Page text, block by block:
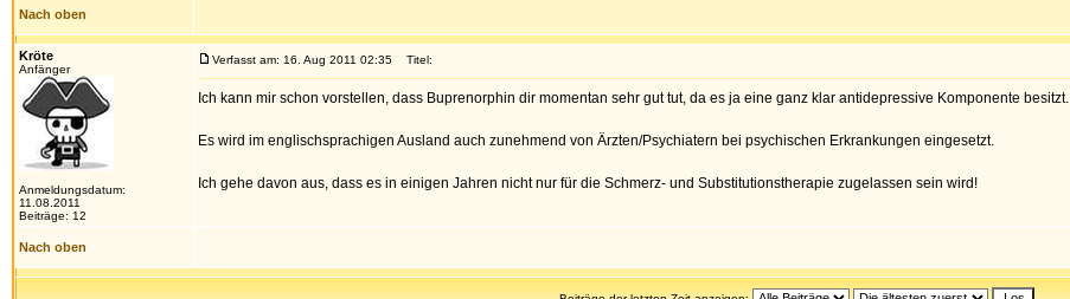
Nach oben
Kröte
Anfänger
Anmeldungsdatum:
11.08.2011
Beiträge: 12
Verfasst am: 16. Aug 2011 02:35 Titel:
Ich kann mir schon vorstellen, dass Buprenorphin dir momentan sehr gut tut, da es ja eine ganz klar antidepressive Komponente besitzt.
Es wird im englischsprachigen Ausland auch zunehmend von Ärzten/Psychiatern bei psychischen Erkrankungen eingesetzt.
Ich gehe davon aus, dass es in einigen Jahren nicht nur für die Schmerz- und Substitutionstherapie zugelassen sein wird!
Nach oben